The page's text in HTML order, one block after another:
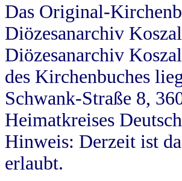
Das Original-
Diözesanarchiv
Diözesanarchiv
des Kirchenbuches
Schwank-Straße 8,
Heimatkreises
Hinweis: Derzeit ist
erlaubt.